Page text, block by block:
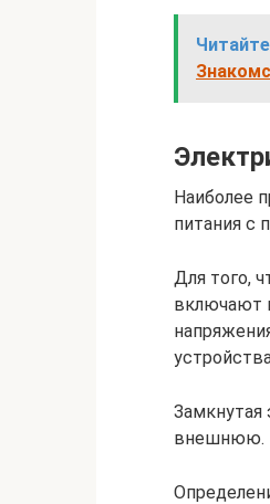
Наиболее
питания с
Для того,
включают
Замкнутая
внешнюю.